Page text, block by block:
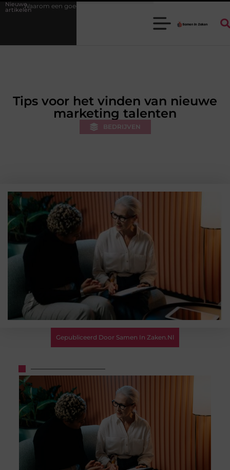
Nieuwe
artikelen
stukadoorgroothandel het werk van de stukadoor makkelijker maakt
Tips voor het vinden van nieuwe
marketing talenten
BEDRIJVEN
Gepubliceerd Door Samen In Zaken.nl